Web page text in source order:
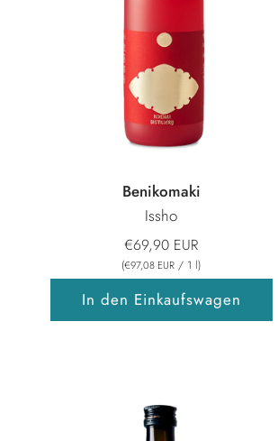
Benikomaki
Issho
€69,90 EUR
(€97,08 EUR / 1 l)
In den Einkaufswagen